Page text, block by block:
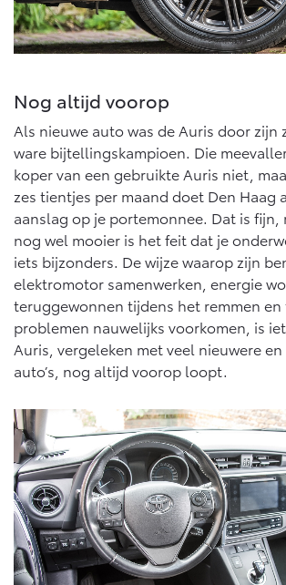
Nog altijd voorop
Als nieuwe auto was de Auris door zijn
ware bijtellingskampioen. Die
koper van een gebruikte Auris niet,
zes tientjes per maand doet Den Haag
aanslag op je portemonnee. Dat is fijn,
nog wel mooier is het feit dat je
iets bijzonders. De wijze waarop zijn
elektromotor samenwerken, energie
teruggewonnen tijdens het remmen en
problemen nauwelijks voorkomen, is
Auris, vergeleken met veel nieuwere
auto’s, nog altijd voorop loopt.